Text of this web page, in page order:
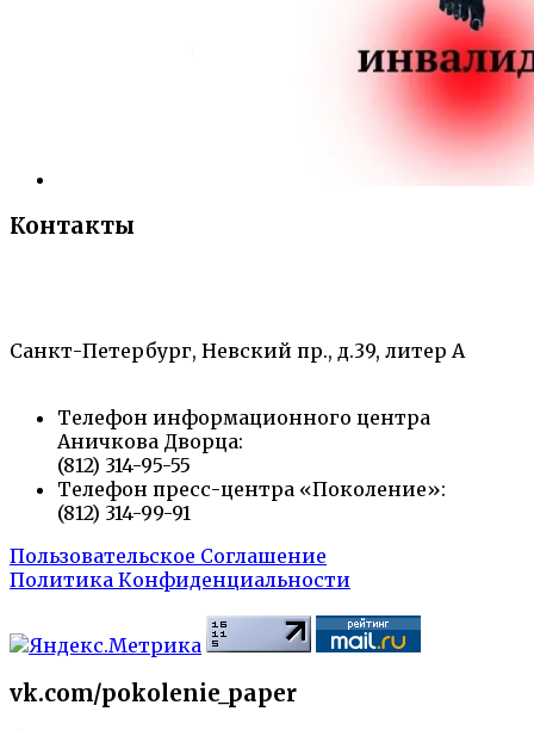
Контакты
Санкт-Петербург, Невский пр., д.39, литер А
Телефон информационного центра
Аничкова Дворца:
(812) 314-95-55
Телефон пресс-центра «Поколение»:
(812) 314-99-91
Пользовательское Соглашение
Политика Конфиденциальности
vk.com/pokolenie_paper